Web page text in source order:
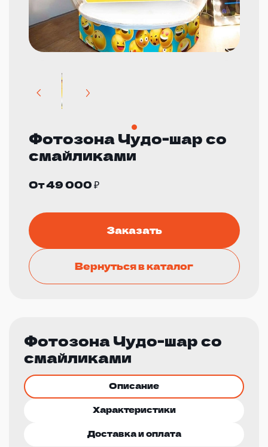
Фотозона Чудо-шар со
смайликами
От 49 000 ₽
Заказать
Вернуться в каталог
Фотозона Чудо-шар со
смайликами
Описание
Характеристики
Доставка и оплата